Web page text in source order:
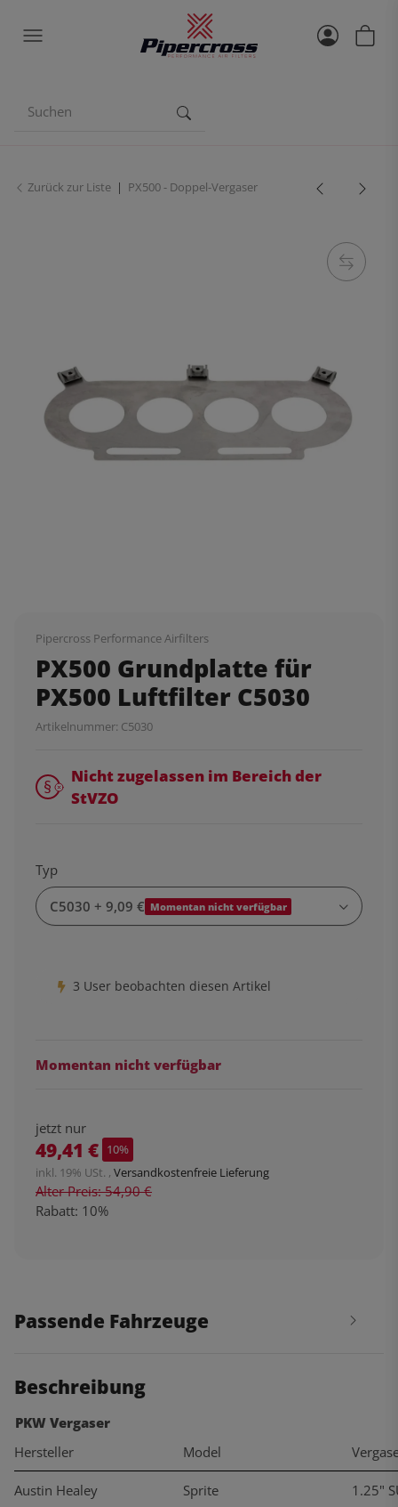
Zurück zur Liste PX500 - Doppel-Vergaser
Pipercross Performance Airfilters
PX500 Grundplatte für
PX500 Luftfilter C5030
Artikelnummer: C5030
Nicht zugelassen im Bereich der
StVZO
Typ
C5030 + 9,09 € Momentan nicht verfügbar
3 User beobachten diesen Artikel
Momentan nicht verfügbar
jetzt nur
49,41 € 10%
inkl. 19% USt. , Versandkostenfreie Lieferung
Alter Preis: 54,90 €
Rabatt: 10%
Passende Fahrzeuge
Beschreibung
PKW Vergaser
Hersteller
Model
Austin Healey Sprite 1.25"